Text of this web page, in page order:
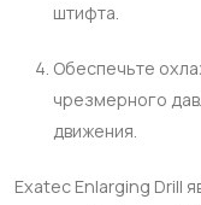
штифта.
Обеспечьте
чрезмерного
движения.
Exatec Enlarging Drill